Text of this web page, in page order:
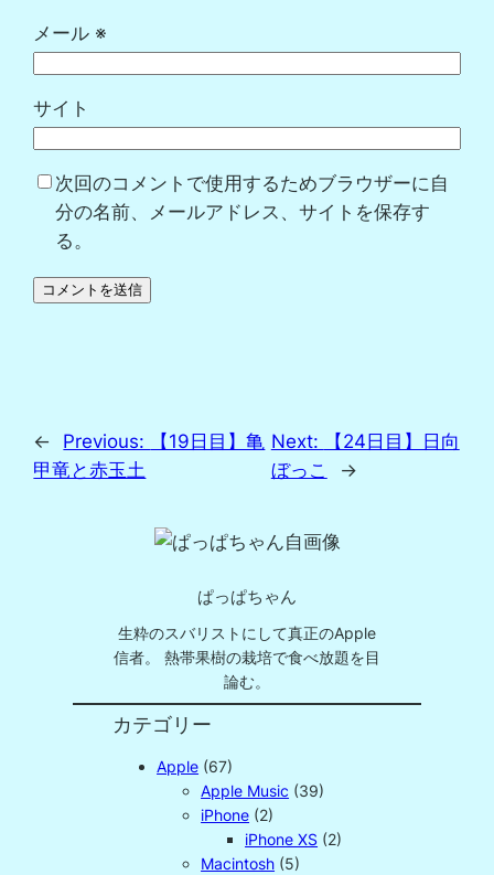
メール ※
サイト
次回のコメントで使用するためブラウザーに自
分の名前、メールアドレス、サイトを保存す
る。
← Previous:
【19日目】亀
甲竜と赤玉土
Next:
【24日目】日向
ぼっこ
→
ぱっぱちゃん
生粋のスバリストにして真正のApple
信者。 熱帯果樹の栽培で食べ放題を目
論む。
カテゴリー
Apple (67)
Apple Music (39)
iPhone (2)
iPhone XS (2)
Macintosh (5)